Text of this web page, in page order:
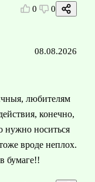
0 0
08.08.2026
любителям
конечно,
нужно носиться
вроде неплох.
бумаге!!